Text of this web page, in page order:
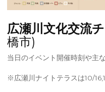
広瀬川文化交流
橋市)
当日のイベント開催時刻や主
※広瀬川ナイトテラスは10/